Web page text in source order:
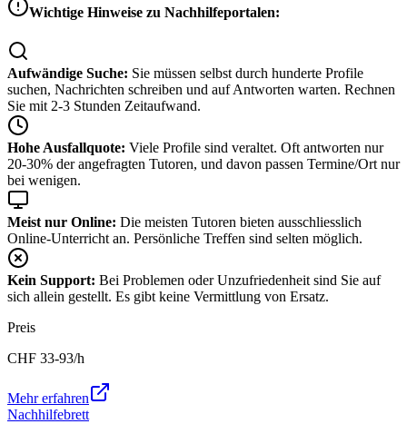
Wichtige Hinweise zu Nachhilfeportalen:
Aufwändige Suche: Sie müssen selbst durch hunderte Profile
suchen, Nachrichten schreiben und auf Antworten warten. Rechnen
Sie mit 2-3 Stunden Zeitaufwand.
Hohe Ausfallquote: Viele Profile sind veraltet. Oft antworten nur
20-30% der angefragten Tutoren, und davon passen Termine/Ort nur
bei wenigen.
Meist nur Online: Die meisten Tutoren bieten ausschliesslich
Online-Unterricht an. Persönliche Treffen sind selten möglich.
Kein Support: Bei Problemen oder Unzufriedenheit sind Sie auf
sich allein gestellt. Es gibt keine Vermittlung von Ersatz.
Preis
CHF 33-93/h
Mehr erfahren
Nachhilfebrett